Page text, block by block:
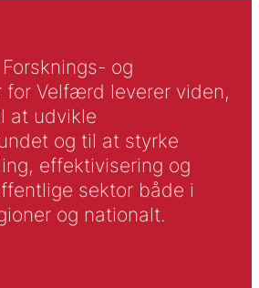
og
for Velfærd leverer viden,
at udvikle
og til at styrke
effektivisering og
sektor både i
og nationalt.